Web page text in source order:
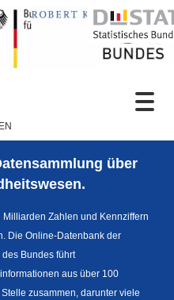
über
Zahlen und Kennziffern
Die Online-Datenbank der
Bundes führt
aus über 100
zusammen, darunter viele